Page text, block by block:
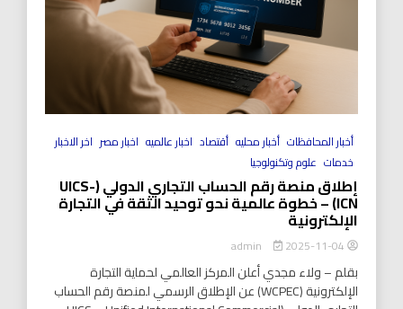
أخبار المحافظات أخبار محليه أقتصاد اخبار عالميه اخبار مصر اخر الاخبار
خدمات علوم وتكنولوجيا
إطلاق منصة رقم الحساب التجاري الدولي (UICS-
ICN) – خطوة عالمية نحو توحيد الثقة في التجارة
الإلكترونية
2025-11-04
بقلم – ولاء مجدي أعلن المركز العالمي لحماية التجارة
الإلكترونية (WCPEC) عن الإطلاق الرسمي لمنصة رقم الحساب